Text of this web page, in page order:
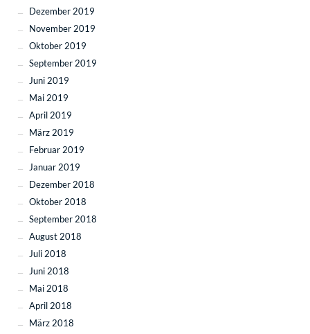
Dezember 2019
November 2019
Oktober 2019
September 2019
Juni 2019
Mai 2019
April 2019
März 2019
Februar 2019
Januar 2019
Dezember 2018
Oktober 2018
September 2018
August 2018
Juli 2018
Juni 2018
Mai 2018
April 2018
März 2018